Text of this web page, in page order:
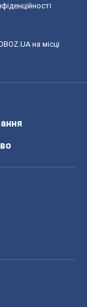
на місці